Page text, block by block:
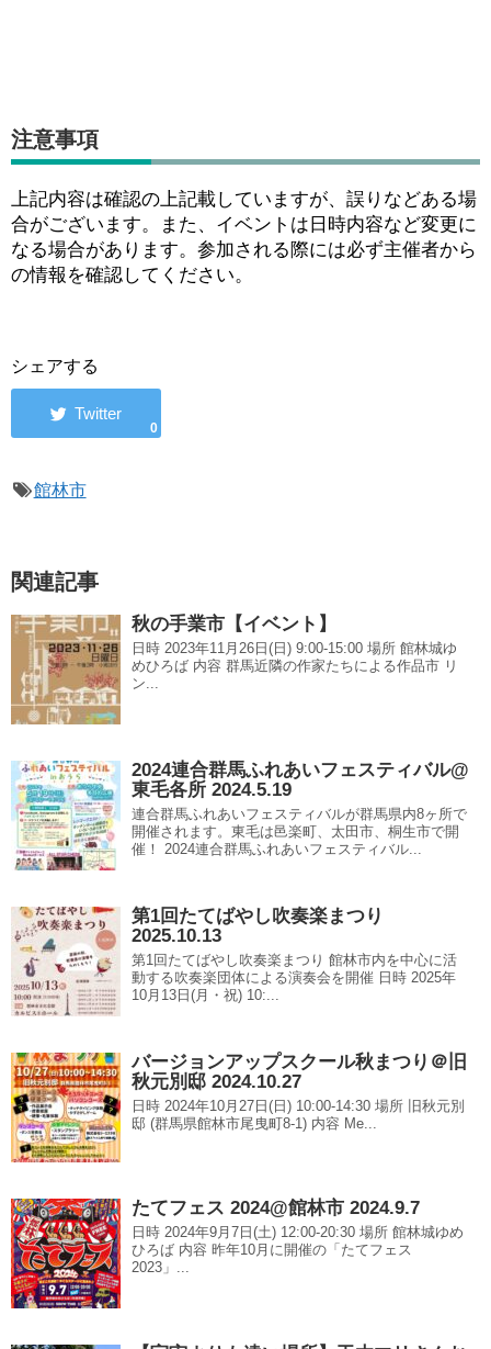
注意事項
上記内容は確認の上記載していますが、誤りなどある場
合がございます。また、イベントは日時内容など変更に
なる場合があります。参加される際には必ず主催者から
の情報を確認してください。
シェアする
0
館林市
関連記事
秋の手業市【イベント】
日時 2023年11月26日(日) 9:00-15:00 場所 館林城ゆ
めひろば 内容 群馬近隣の作家たちによる作品市 リ
ン...
2024連合群馬ふれあいフェスティバル@
東毛各所 2024.5.19
連合群馬ふれあいフェスティバルが群馬県内8ヶ所で
開催されます。東毛は邑楽町、太田市、桐生市で開
催！ 2024連合群馬ふれあいフェスティバル...
第1回たてばやし吹奏楽まつり
2025.10.13
第1回たてばやし吹奏楽まつり 館林市内を中心に活
動する吹奏楽団体による演奏会を開催 日時 2025年
10月13日(月・祝) 10:...
バージョンアップスクール秋まつり＠旧
秋元別邸 2024.10.27
日時 2024年10月27日(日) 10:00-14:30 場所 旧秋元別
邸 (群馬県館林市尾曳町8-1) 内容 Me...
たてフェス 2024@館林市 2024.9.7
日時 2024年9月7日(土) 12:00-20:30 場所 館林城ゆめ
ひろば 内容 昨年10月に開催の「たてフェス
2023」...